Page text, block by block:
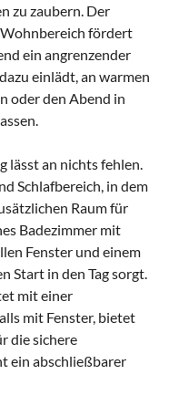
zu zaubern. Der
fördert
ein angrenzender
einlädt, an warmen
oder den Abend in
an nichts fehlen.
Schlafbereich, in dem
Raum für
Badezimmer mit
Fenster und einem
Start in den Tag sorgt.
mit einer
mit Fenster, bietet
die sichere
ein abschließbarer